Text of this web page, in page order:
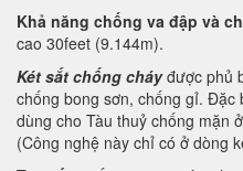
Khả năng chống va đập và
cao 30feet (9.144m).
Két sắt chống cháyđược phủ
chống bong sơn, chống gỉ. Đặc
dùng cho Tàu thuỷ chống mặn
(Công nghệ này chỉ có ở dòng